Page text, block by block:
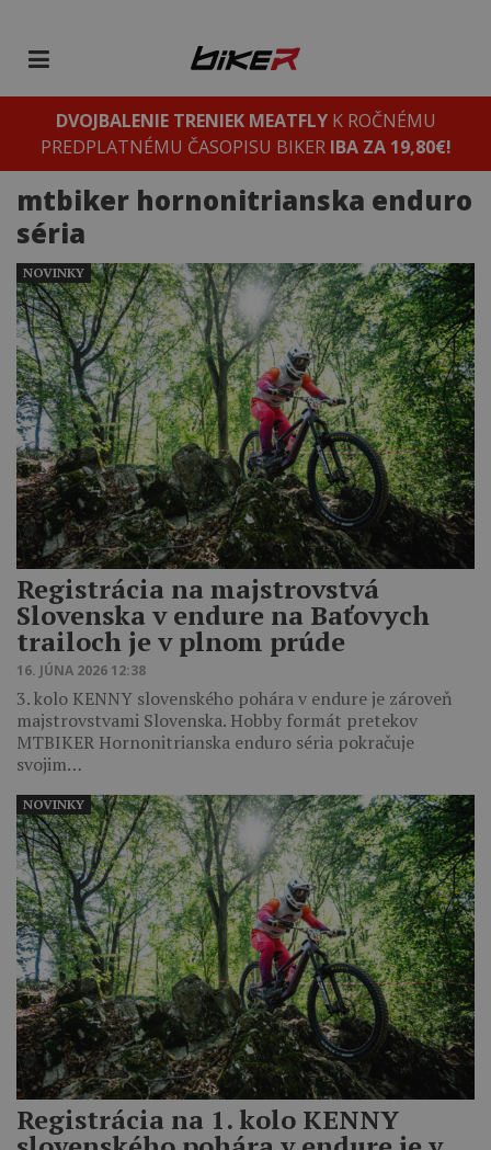
DVOJBALENIE TRENIEK MEATFLYK ROČNÉMU
PREDPLATNÉMU ČASOPISU BIKER IBA ZA 19,80€!
mtbiker hornonitrianska enduro
séria
Registrácia na majstrovstvá
Slovenska v endure na Baťovych
trailoch je v plnom prúde
16. JÚNA 2026 12:38
3. kolo KENNY slovenského pohára v endure je zároveň
majstrovstvami Slovenska. Hobby formát pretekov
MTBIKER Hornonitrianska enduro séria pokračuje
svojim…
NOVINKY
Registrácia na 1. kolo KENNY
NOVINKY